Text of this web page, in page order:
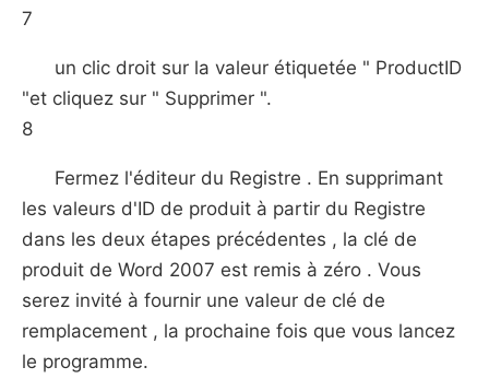
7
un clic droit sur la valeur étiquetée " ProductID
"et cliquez sur " Supprimer ".
8
Fermez l'éditeur du Registre . En supprimant
les valeurs d'ID de produit à partir du Registre
dans les deux étapes précédentes , la clé de
produit de Word 2007 est remis à zéro . Vous
serez invité à fournir une valeur de clé de
remplacement , la prochaine fois que vous lancez
le programme.